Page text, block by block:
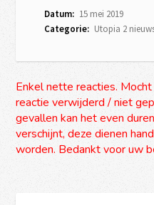
Datum: 15 mei 2019
Categorie: Utopia 2
Enkel nette reacties.
reactie verwijderd / niet
gevallen kan het even
verschijnt, deze dienen
worden. Bedankt voor uw